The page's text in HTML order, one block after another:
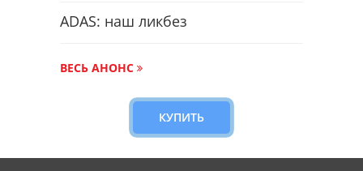
ADAS: наш ликбез
ВЕСЬ АНОНС
КУПИТЬ